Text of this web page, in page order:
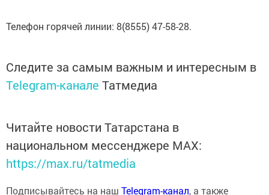
Телефон горячей линии: 8(8555) 47-58-28.
Следите за самым важным и интересным в
Telegram-канале Татмедиа
Читайте новости Татарстана в
национальном мессенджере MАХ:
https://max.ru/tatmedia
Подписывайтесь на наш Telegram-канал, а также